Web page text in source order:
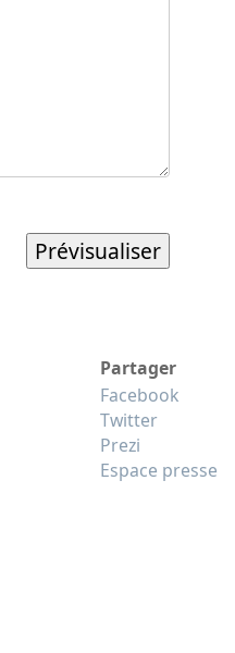
Partager
Facebook
Twitter
Prezi
Espace presse